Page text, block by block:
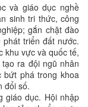
và giáo dục nghề
sinh tri thức, công
gắn chặt đào
triển đất nước.
khu vực và quốc tế,
ra đội ngũ nhân
phá trong khoa
đổi số.
giáo dục. Hội nhập